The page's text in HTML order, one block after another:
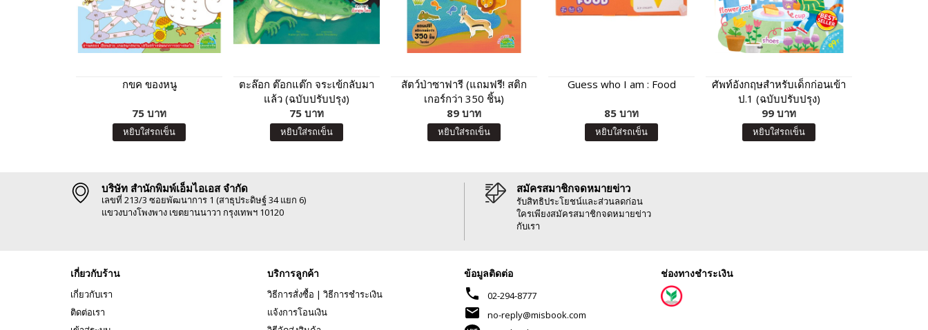
กขค ของหนู
75 บาท
หยิบใส่รถเข็น
ตะล๊อก ต๊อกแต๊ก จระเข้กลับมา
แล้ว (ฉบับปรับปรุง)
75 บาท
หยิบใส่รถเข็น
สัตว์ป่าซาฟารี (แถมฟรี! สติก
เกอร์กว่า 350 ชิ้น)
89 บาท
หยิบใส่รถเข็น
Guess who I am : Food
85 บาท
หยิบใส่รถเข็น
ศัพท์อังกฤษสำหรับเด็กก่อนเข้า
ป.1 (ฉบับปรับปรุง)
99 บาท
หยิบใส่รถเข็น
บริษัท สำนักพิมพ์เอ็มไอเอส จำกัด
เลขที่ 213/3 ซอยพัฒนาการ 1 (สาธุประดิษฐ์ 34 แยก 6)
แขวงบางโพงพาง เขตยานนาวา กรุงเทพฯ 10120
สมัครสมาชิกจดหมายข่าว
รับสิทธิประโยชน์และส่วนลดก่อน
ใครเพียงสมัครสมาชิกจดหมายข่าว
กับเรา
เกี่ยวกับร้าน
เกี่ยวกับเรา
ติดต่อเรา
บริการลูกค้า
วิธีการสั่งซื้อ | วิธีการชำระเงิน
แจ้งการโอนเงิน
ข้อมูลติดต่อ
phone 02-294-8777
mail
no-reply@misbook.com
ช่องทางชำระเงิน